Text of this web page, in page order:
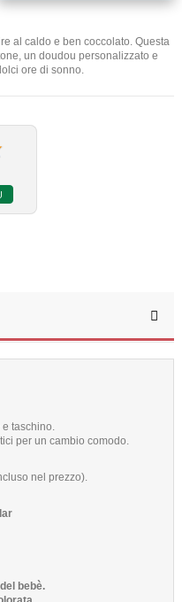
al caldo e ben coccolato. Questa
un doudou personalizzato e
ore di sonno.
taschino.
per un cambio comodo.
nel prezzo).
bebè.